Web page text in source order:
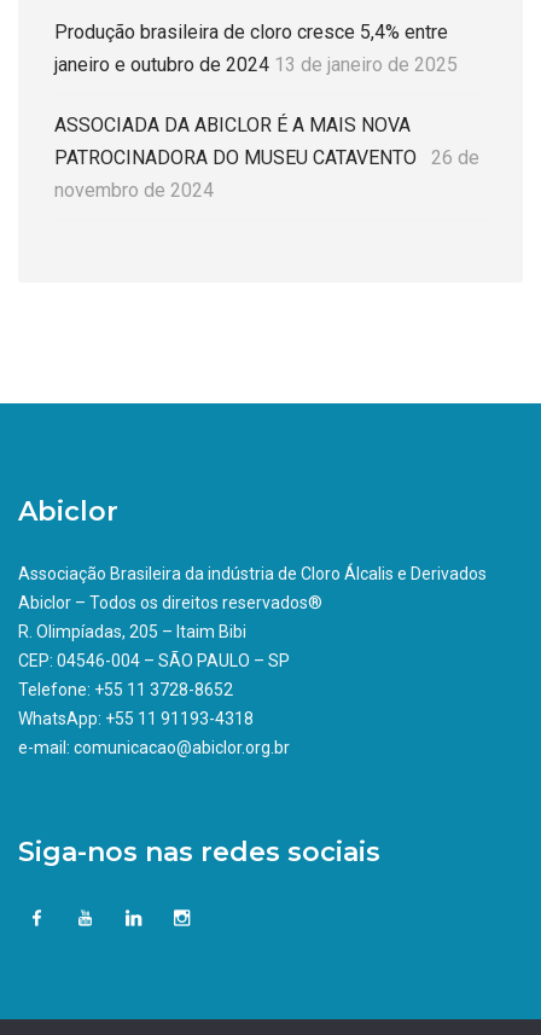
Produção brasileira de cloro cresce 5,4% entre
janeiro e outubro de 2024 13 de janeiro de 2025
ASSOCIADA DA ABICLOR É A MAIS NOVA
PATROCINADORA DO MUSEU CATAVENTO
26 de
novembro de 2024
Abiclor
Associação Brasileira da indústria de Cloro Álcalis e Derivados
Abiclor – Todos os direitos reservados®
R. Olimpíadas, 205 – Itaim Bibi
CEP: 04546-004 – SÃO PAULO – SP
Telefone: +55 11 3728-8652
WhatsApp: +55 11 91193-4318
e-mail: comunicacao@abiclor.org.br
Siga-nos nas redes sociais